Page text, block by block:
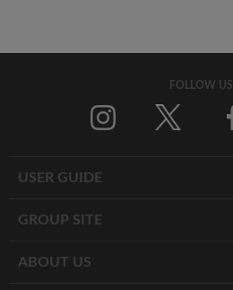
FOLLOW US
USER GUIDE
GROUP SITE
ABOUT US